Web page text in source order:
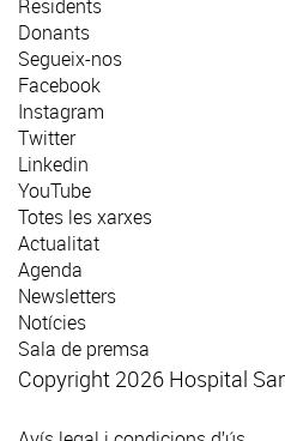
Residents
Donants
Segueix-nos
Facebook
Instagram
Twitter
Linkedin
YouTube
Totes les xarxes
Actualitat
Agenda
Newsletters
Notícies
Sala de premsa
Copyright 2026 Hospital